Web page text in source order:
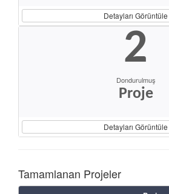
Detayları Görüntüle
2
Dondurulmuş
Proje
Detayları Görüntüle
Tamamlanan Projeler